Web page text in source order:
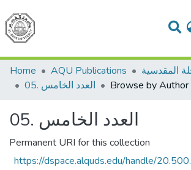
Communities &
All of DSpace
Home
AQU Publications
المقدسية
05. العدد الخامس
Browse by Author
05. العدد الخامس
Permanent URI for this collection
https://dspace.alquds.edu/handle/